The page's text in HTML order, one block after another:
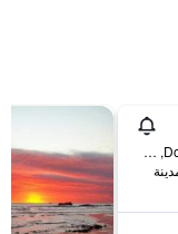
30 Dogwood, Wavecrest, جيفرايس باي, محافظة الكاب الشرقية, جنوب أفريقيا